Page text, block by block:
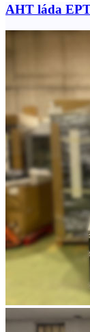
AHT láda